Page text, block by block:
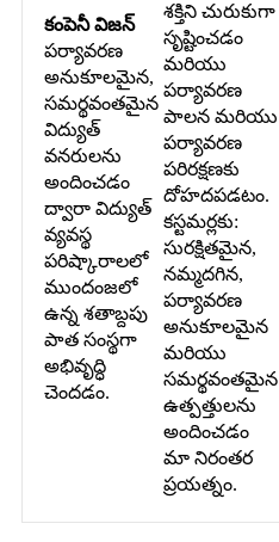
కంపెనీ విజన్
పర్యావరణ
అనుకూలమైన,
సమర్థవంతమైన
విద్యుత్
వనరులను
అందించడం
ద్వారా విద్యుత్
వ్యవస్థ
పరిష్కారాలలో
ముందంజలో
ఉన్న శతాబ్దపు
పాత సంస్థగా
అభివృద్ధి
చెందడం.
శక్తిని చురుకుగా
సృష్టించడం
మరియు
పర్యావరణ
పాలన మరియు
పర్యావరణ
పరిరక్షణకు
దోహదపడటం.
కస్టమర్లకు:
సురక్షితమైన,
నమ్మదగిన,
పర్యావరణ
అనుకూలమైన
మరియు
సమర్థవంతమైన
ఉత్పత్తులను
అందించడం
మా నిరంతర
ప్రయత్నం.